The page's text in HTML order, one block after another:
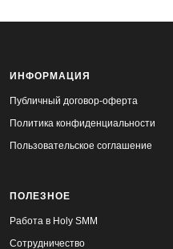
ИНФОРМАЦИЯ
Публичный договор-оферта
Политика конфиденциальности
Пользовательское соглашение
ПОЛЕЗНОЕ
Работа в Holy SMM
Сотрудничество